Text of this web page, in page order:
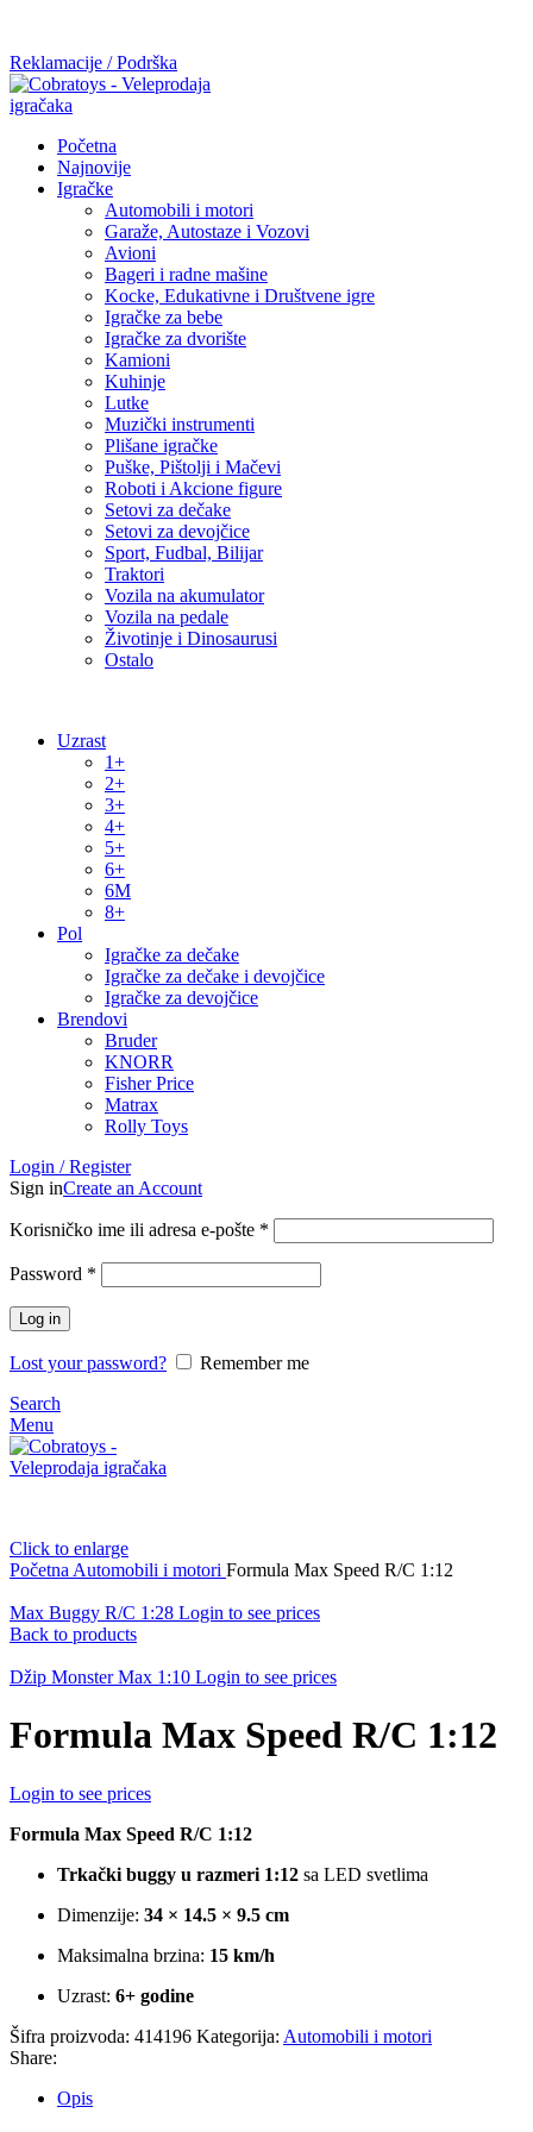
Reklamacije / Podrška
Početna
Najnovije
Igračke
Automobili i motori
Garaže, Autostaze i Vozovi
Avioni
Bageri i radne mašine
Kocke, Edukativne i Društvene igre
Igračke za bebe
Igračke za dvorište
Kamioni
Kuhinje
Lutke
Muzički instrumenti
Plišane igračke
Puške, Pištolji i Mačevi
Roboti i Akcione figure
Setovi za dečake
Setovi za devojčice
Sport, Fudbal, Bilijar
Traktori
Vozila na akumulator
Vozila na pedale
Životinje i Dinosaurusi
Ostalo
Uzrast
1+
2+
3+
4+
5+
6+
6M
8+
Pol
Igračke za dečake
Igračke za dečake i devojčice
Igračke za devojčice
Brendovi
Bruder
KNORR
Fisher Price
Matrax
Rolly Toys
Login / Register
Sign inCreate an Account
Korisničko ime ili adresa e-pošte *
Password *
Log in
Lost your password?
Remember me
Search
Menu
Click to enlarge
Početna Automobili i motori Formula Max Speed R/C 1:12
Max Buggy R/C 1:28 Login to see prices
Back to products
Džip Monster Max 1:10 Login to see prices
Formula Max Speed R/C 1:12
Login to see prices
Formula Max Speed R/C 1:12
Trkački buggy u razmeri 1:12 sa LED svetlima
Dimenzije: 34 × 14.5 × 9.5 cm
Maksimalna brzina: 15 km/h
Uzrast: 6+ godine
Šifra proizvoda: 414196 Kategorija: Automobili i motori
Share:
Opis